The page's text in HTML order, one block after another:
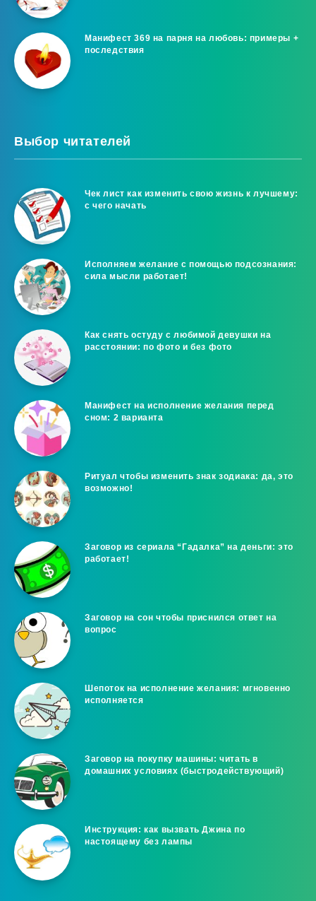
Манифест 369 на парня на любовь: примеры +
последствия
Выбор читателей
Чек лист как изменить свою жизнь к лучшему:
с чего начать
Исполняем желание с помощью подсознания:
сила мысли работает!
Как снять остуду с любимой девушки на
расстоянии: по фото и без фото
Манифест на исполнение желания перед
сном: 2 варианта
Ритуал чтобы изменить знак зодиака: да, это
возможно!
Заговор из сериала “Гадалка” на деньги: это
работает!
Заговор на сон чтобы приснился ответ на
вопрос
Шепоток на исполнение желания: мгновенно
исполняется
Заговор на покупку машины: читать в
домашних условиях (быстродействующий)
Инструкция: как вызвать Джина по
настоящему без лампы